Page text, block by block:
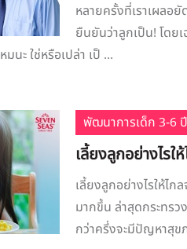
หลายครั้งที่เราเผลอ
ยืนยันว่าลูกเป็น! โดย
ะ ใช่หรือเปล่า เป็ ...
พัฒนาการเด็ก 3-6 ปี
เลี้ยงลูกอย่างไรใ
เลี้ยงลูกอย่างไรให้ไ
มากขึ้น ล่าสุดกระทร
กว่าครึ่งจะมีปัญหาสุข